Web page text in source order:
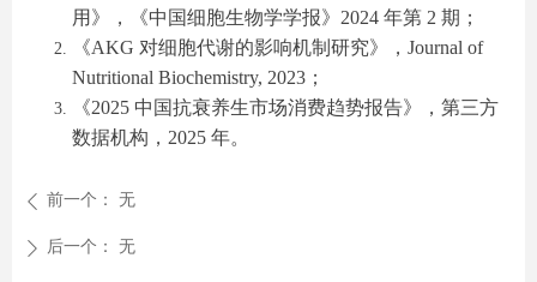
用》，《中国细胞生物学学报》2024 年第 2 期；
《AKG 对细胞代谢的影响机制研究》，Journal of
Nutritional Biochemistry, 2023；
《2025 中国抗衰养生市场消费趋势报告》，第三方
数据机构，2025 年。
ꄴ 前一个： 无
ꄲ 后一个： 无